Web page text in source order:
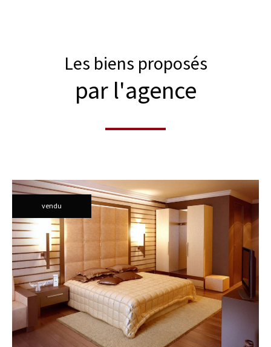
Les biens proposés
par l'agence
vendu
voir le
bien